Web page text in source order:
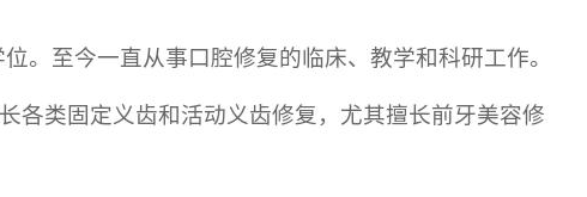
。至今一直从事口腔修复的临床、教学和科研工作。
各类固定义齿和活动义齿修复，尤其擅长前牙美容修